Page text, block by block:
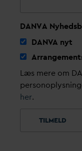
DANVA
DANVA nyt
Læs mere om
her.